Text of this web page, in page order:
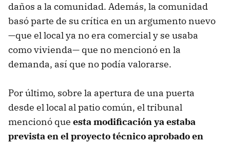
daños a la comunidad. Además, la comunidad
basó parte de su crítica en un argumento nuevo
—que el local ya no era comercial y se usaba
como vivienda— que no mencionó en la
demanda, así que no podía valorarse.
Por último, sobre la apertura de una puerta
desde el local al patio común, el tribunal
mencionó que esta modificación ya estaba
prevista en el proyecto técnico aprobado en